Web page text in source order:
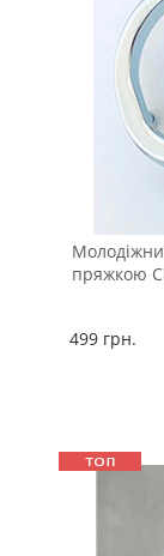
пряжкою
499 грн.